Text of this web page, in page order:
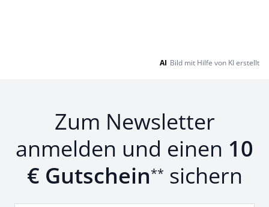
AI Bild mit Hilfe von KI erstellt
Zum Newsletter
anmelden und einen 10
€ Gutschein** sichern